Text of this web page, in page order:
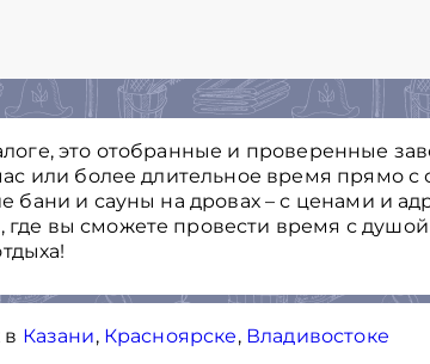
это отобранные и проверенные
или более длительное время прямо с
бани и сауны на дровах – с ценами и
вы сможете провести время с душой
в Казани, Красноярске, Владивостоке